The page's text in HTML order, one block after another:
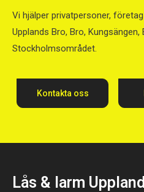
Vi hjälper privatpersoner,
Upplands Bro, Bro,
Stockholmsområdet.
Kontakta oss
Lås & larm